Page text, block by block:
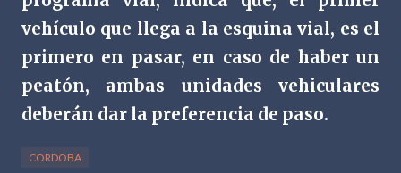
vehículo que llega a la esquina vial, es el
primero en pasar, en caso de haber un
peatón, ambas unidades vehiculares
deberán dar la preferencia de paso.
CORDOBA